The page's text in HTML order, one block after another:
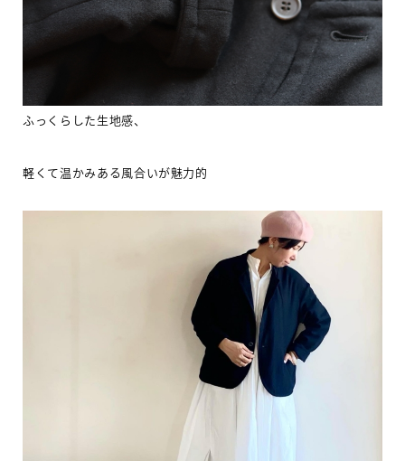
ふっくらした生地感、
軽くて温かみある風合いが魅力的